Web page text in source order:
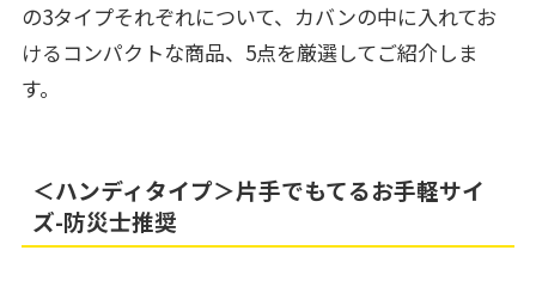
の3タイプそれぞれについて、カバンの中に入れてお
けるコンパクトな商品、5点を厳選してご紹介しま
す。
＜ハンディタイプ＞片手でもてるお手軽サイ
ズ-防災士推奨